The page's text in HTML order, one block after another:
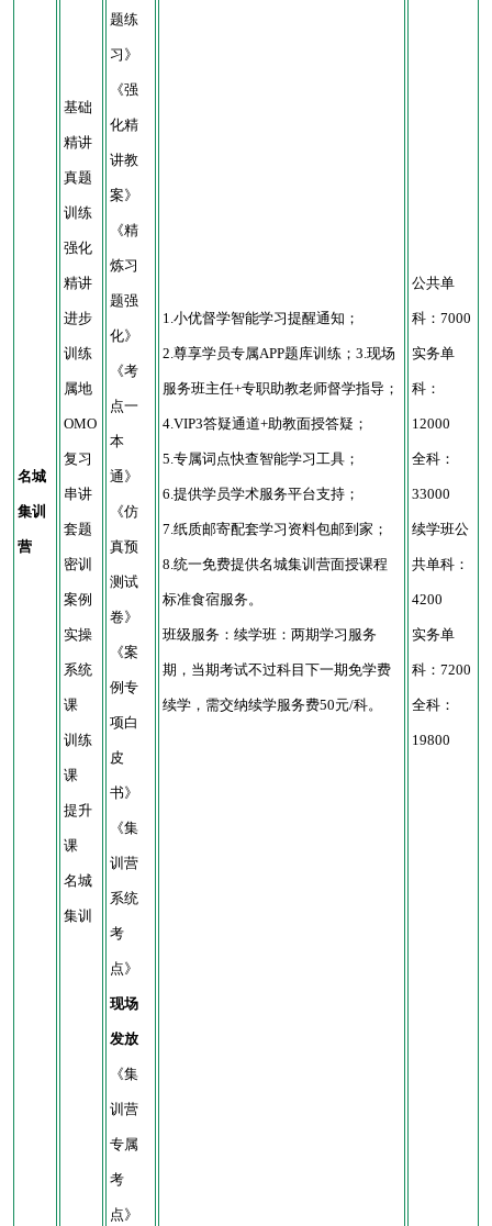
名城
集训
营
基础
精讲
真题
训练
强化
精讲
进步
训练
属地
OMO
复习
串讲
套题
密训
案例
实操
系统
课
训练
课
提升
课
名城
集训
题练
习》
《强
化精
讲教
案》
《精
炼习
题强
化》
《考
点一
本
通》
《仿
真预
测试
卷》
《案
例专
项白
皮
书》
《集
训营
系统
考
点》
现场
发放
《集
训营
专属
考
点》
1.小优督学智能学习提醒通知；
2.尊享学员专属APP题库训练；3.现场
服务班主任+专职助教老师督学指导；
4.VIP3答疑通道+助教面授答疑；
5.专属词点快查智能学习工具；
6.提供学员学术服务平台支持；
7.纸质邮寄配套学习资料包邮到家；
8.统一免费提供名城集训营面授课程
标准食宿服务。
班级服务：续学班：两期学习服务
期，当期考试不过科目下一期免学费
续学，需交纳续学服务费50元/科。
公共单
科：7000
实务单
科：
12000
全科：
33000
续学班公
共单科：
4200
实务单
科：7200
全科：
19800